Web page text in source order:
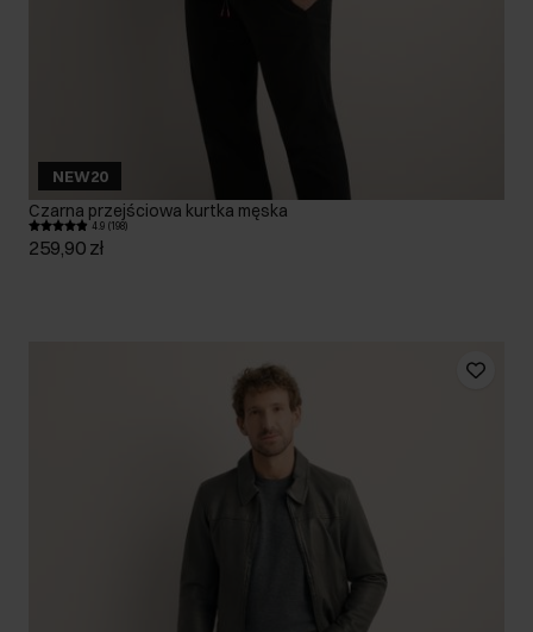
NEW20
Czarna przejściowa kurtka męska
4.9 (198)
259,90 zł